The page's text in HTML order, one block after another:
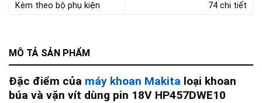
MÔ TẢ SẢN PHẨM
Đặc điểm của máy khoan Makita loại khoan
búa và vặn vít dùng pin 18V HP457DWE10
Kèm theo bộ phụ kiện
74 chi tiết